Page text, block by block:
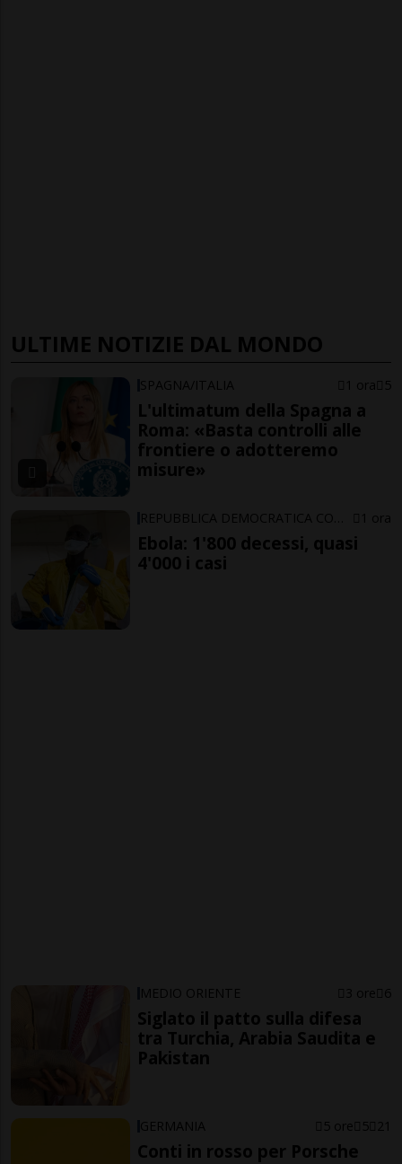
ULTIME NOTIZIE DAL MONDO
SPAGNA/ITALIA 1 ora 5
L'ultimatum della Spagna a
Roma: «Basta controlli alle
frontiere o adotteremo
misure»
1 ora
Ebola: 1'800 decessi, quasi
4'000 i casi
MEDIO ORIENTE 3 ore 6
Siglato il patto sulla difesa
tra Turchia, Arabia Saudita e
Pakistan
GERMANIA 5 ore 5 21
Conti in rosso per Porsche